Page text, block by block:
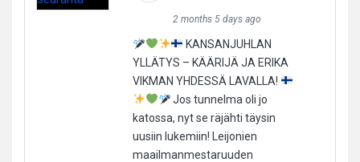
2 months 5 days ago
KANSANJUHLAN
YLLÄTYS – KÄÄRIJÄ JA ERIKA
VIKMAN YHDESSÄ LAVALLA!
Jos tunnelma oli jo
katossa, nyt se räjähti täysin
uusiin lukemiin! Leijonien
maailmanmestaruuden